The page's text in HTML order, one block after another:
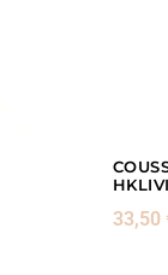
33,50